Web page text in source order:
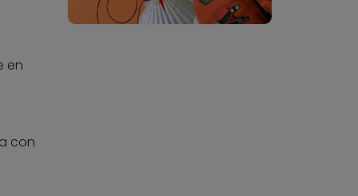
en
con